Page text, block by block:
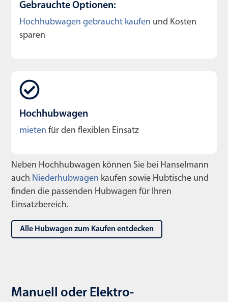
Gebrauchte Optionen:
Hochhubwagen gebraucht kaufen und Kosten
sparen
Hochhubwagen
mieten für den flexiblen Einsatz
Neben Hochhubwagen können Sie bei Hanselmann
auch Niederhubwagen kaufen sowie Hubtische und
finden die passenden Hubwagen für Ihren
Einsatzbereich.
Alle Hubwagen zum Kaufen entdecken
Manuell oder Elektro-